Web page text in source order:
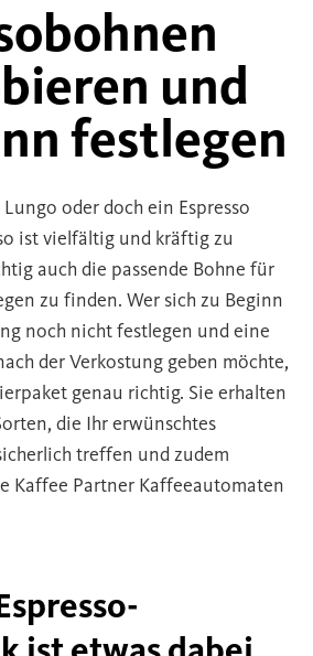
und
festlegen
oder doch ein Espresso
ist vielfältig und kräftig zu
auch die passende Bohne für
zu finden. Wer sich zu Beginn
noch nicht festlegen und eine
der Verkostung geben möchte,
genau richtig. Sie erhalten
die Ihr erwünschtes
treffen und zudem
Kaffee Partner Kaffeeautomaten